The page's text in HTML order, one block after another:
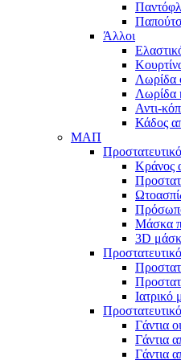
Άλλοι
Λωρίδα
Λωρίδα
Αντι-
Κάδος
ΜΑΠ
Κράνος
Μάσκα
3D
Ιατρικό
Γάντια
Γάντια
Γάντια